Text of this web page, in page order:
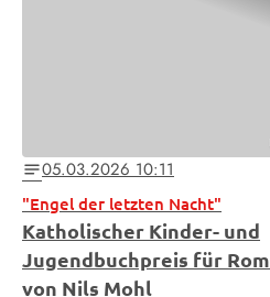
notes05.03.2026 10:11
"Engel der letzten Nacht"
Katholischer Kinder- und
Jugendbuchpreis für
von Nils Mohl